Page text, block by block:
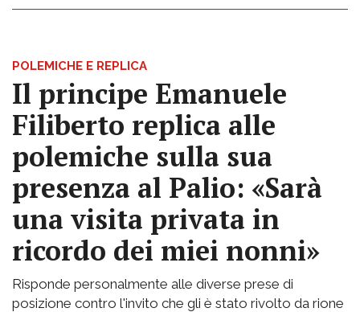
POLEMICHE E REPLICA
Il principe Emanuele
Filiberto replica alle
polemiche sulla sua
presenza al Palio: «Sarà
una visita privata in
ricordo dei miei nonni»
Risponde personalmente alle diverse prese di
posizione contro l'invito che gli è stato rivolto da rione